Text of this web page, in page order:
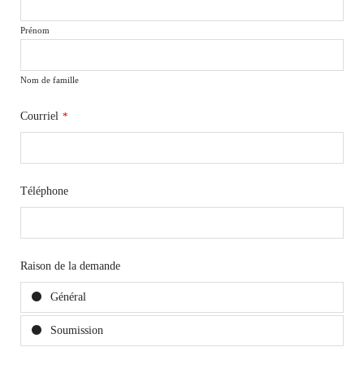
Prénom
Nom de famille
Courriel *
Téléphone
Raison de la demande
Général
Soumission